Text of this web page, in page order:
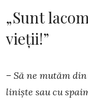
„Sunt
vieții!”
– Să ne mutăm
linişte sau cu